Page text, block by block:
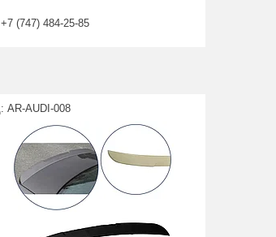
+7 (747) 484-25-85
AR-AUDI-008